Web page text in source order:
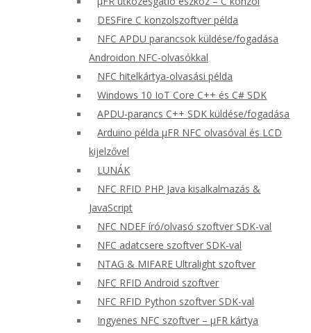
DESFire C konzolszoftver példa
NFC APDU parancsok küldése/fogadása
Androidon NFC-olvasókkal
NFC hitelkártya-olvasási példa
Windows 10 IoT Core C++ és C# SDK
APDU-parancs C++ SDK küldése/fogadása
Arduino példa μFR NFC olvasóval és LCD
kijelzővel
LUNÁK
NFC RFID PHP Java kisalkalmazás &
JavaScript
NFC NDEF író/olvasó szoftver SDK-val
NFC adatcsere szoftver SDK-val
NTAG & MIFARE Ultralight szoftver
NFC RFID Android szoftver
NFC RFID Python szoftver SDK-val
Ingyenes NFC szoftver – μFR kártya